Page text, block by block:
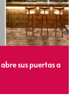
sus puertas a